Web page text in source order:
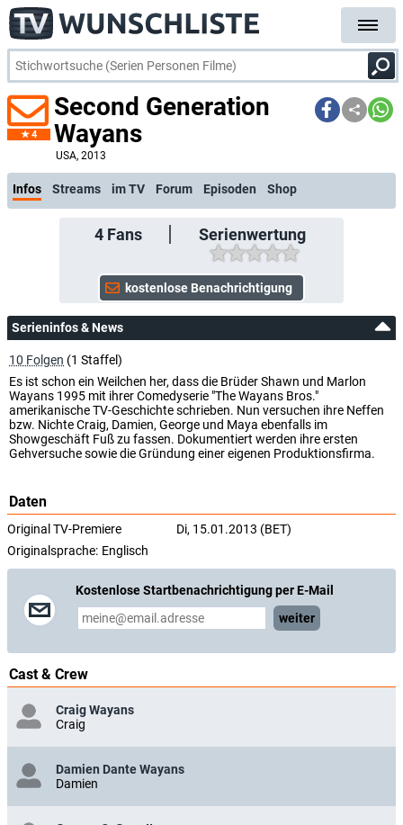
4
Second Generation
Wayans
USA, 2013
Infos Streams im TV Forum Episoden Shop
4Fans Serienwertung
Serieninfos & News
10 Folgen (1 Staffel)
Es ist schon ein Weilchen her, dass die Brüder Shawn und Marlon
Wayans 1995 mit ihrer Comedyserie "The Wayans Bros."
amerikanische TV-Geschichte schrieben. Nun versuchen ihre Neffen
bzw. Nichte Craig, Damien, George und Maya ebenfalls im
Showgeschäft Fuß zu fassen. Dokumentiert werden ihre ersten
Gehversuche sowie die Gründung einer eigenen Produktionsfirma.
Daten
Original TV-Premiere
Di, 15.01.2013 (BET)
Originalsprache: Englisch
Kostenlose Startbenachrichtigung per E-Mail
weiter
Cast & Crew
Craig Wayans
Craig
Damien Dante Wayans
Damien